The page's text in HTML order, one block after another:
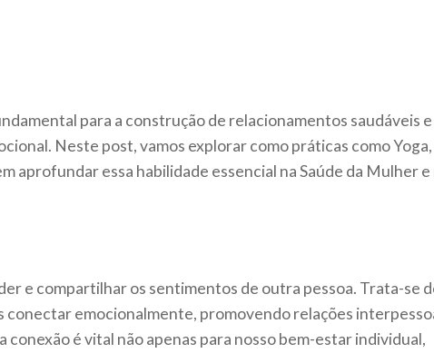
para a construção de relacionamentos saudáveis e
Neste post, vamos explorar como práticas como Yoga,
aprofundar essa habilidade essencial na Saúde da Mulher e
e compartilhar os sentimentos de outra pessoa. Trata-se
conectar emocionalmente, promovendo relações
conexão é vital não apenas para nosso bem-estar individual,